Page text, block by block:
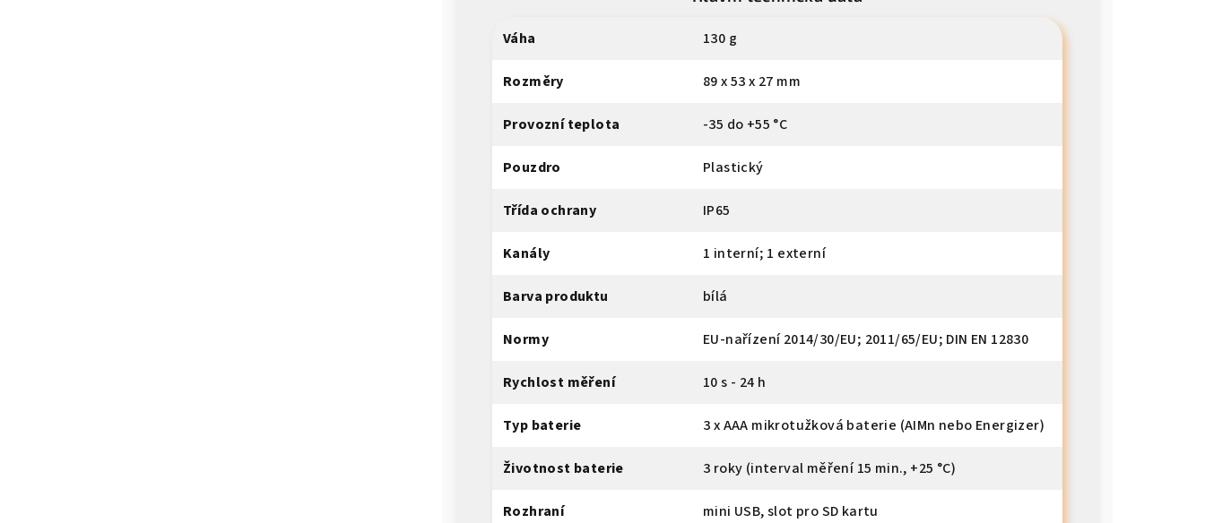
Váha 130 g
Rozměry 89 x 53 x 27 mm
Provozní teplota -35 do +55 °C
Pouzdro Plastický
Třída ochrany IP65
Kanály 1 interní; 1 externí
Barva produktu bílá
Normy EU-nařízení 2014/30/EU; 2011/65/EU; DIN EN 12830
Rychlost měření 10 s - 24 h
Typ baterie 3 x AAA mikrotužková baterie (AIMn nebo Energizer)
Životnost baterie 3 roky (interval měření 15 min., +25 °C)
Rozhraní mini USB, slot pro SD kartu